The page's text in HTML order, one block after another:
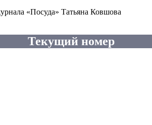
«Посуда» Татьяна Ковшова
Текущий номер